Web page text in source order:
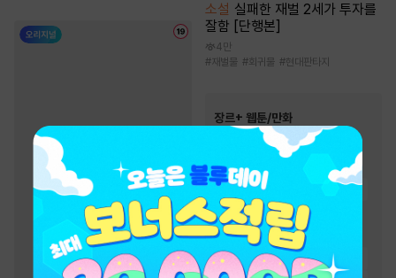
소설 실패한 재벌 2세가 투자를
잘함 [단행본]
4만
#재벌물 #회귀물 #현대판타지
장르+ 웹툰/만화
인기 키워드
#오피스물
#
힐링물
다정남
#인외존재
연애/결혼
#동양풍
역사/시대물
# 이세계물 # 우정
환생물